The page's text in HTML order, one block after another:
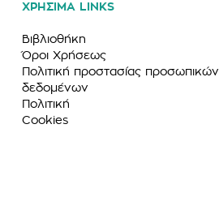
ΧΡΗΣΙΜΑ LINKS
Βιβλιοθήκη
Όροι Χρήσεως
Πολιτική προστασίας προσωπικών
δεδομένων
Πολιτική
Cookies